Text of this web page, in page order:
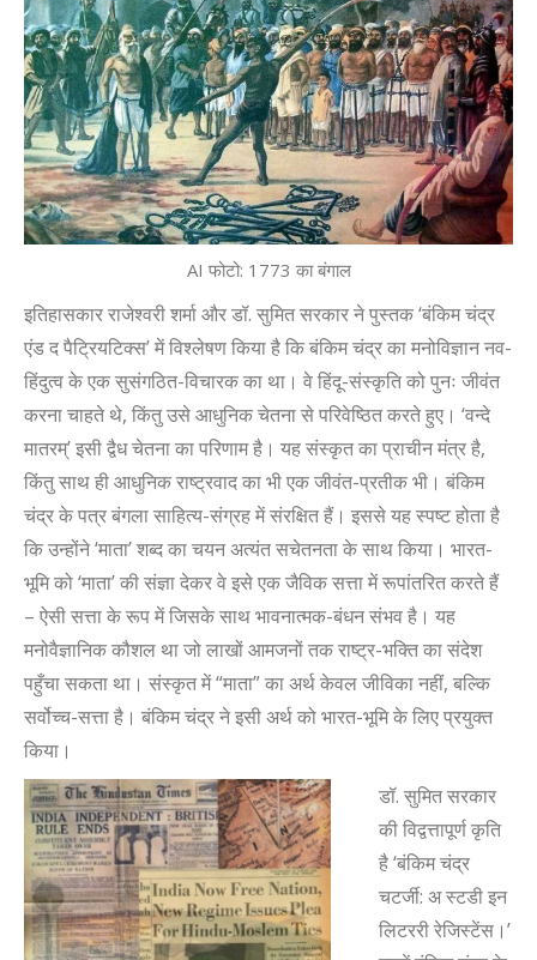
AI फोटो: 1773 का बंगाल
इतिहासकार राजेश्वरी शर्मा और डॉ. सुमित सरकार ने पुस्तक‘बंकिम चंद्र
एंड द पैट्रियटिक्स’में विश्लेषण किया है कि बंकिम चंद्र का मनोविज्ञान नव-
हिंदुत्व के एक सुसंगठित-विचारक का था। वे हिंदू-संस्कृति को पुनः जीवंत
करना चाहते थे, किंतु उसे आधुनिक चेतना से परिवेष्ठित करते हुए। ‘वन्दे
मातरम्’इसी द्वैध चेतना का परिणाम है। यह संस्कृत का प्राचीन मंत्र है,
किंतु साथ ही आधुनिक राष्ट्रवाद का भी एक जीवंत-प्रतीक भी। बंकिम
चंद्र के पत्र बंगला साहित्य-संग्रह में संरक्षित हैं। इससे यह स्पष्ट होता है
कि उन्होंने‘माता’शब्द का चयन अत्यंत सचेतनता के साथ किया। भारत-
भूमि को‘माता’की संज्ञा देकर वे इसे एक जैविक सत्ता में रूपांतरित करते हैं
– ऐसी सत्ता के रूप में जिसके साथ भावनात्मक-बंधन संभव है। यह
मनोवैज्ञानिक कौशल था जो लाखों आमजनों तक राष्ट्र-भक्ति का संदेश
पहुँचा सकता था। संस्कृत में “माता” का अर्थ केवल जीविका नहीं, बल्कि
सर्वोच्च-सत्ता है। बंकिम चंद्र ने इसी अर्थ को भारत-भूमि के लिए प्रयुक्त
किया।
डॉ. सुमित सरकार
की विद्वत्तापूर्ण कृति
है‘बंकिम चंद्र
चटर्जी: अ स्टडी इन
लिटररी रेजिस्टेंस।’